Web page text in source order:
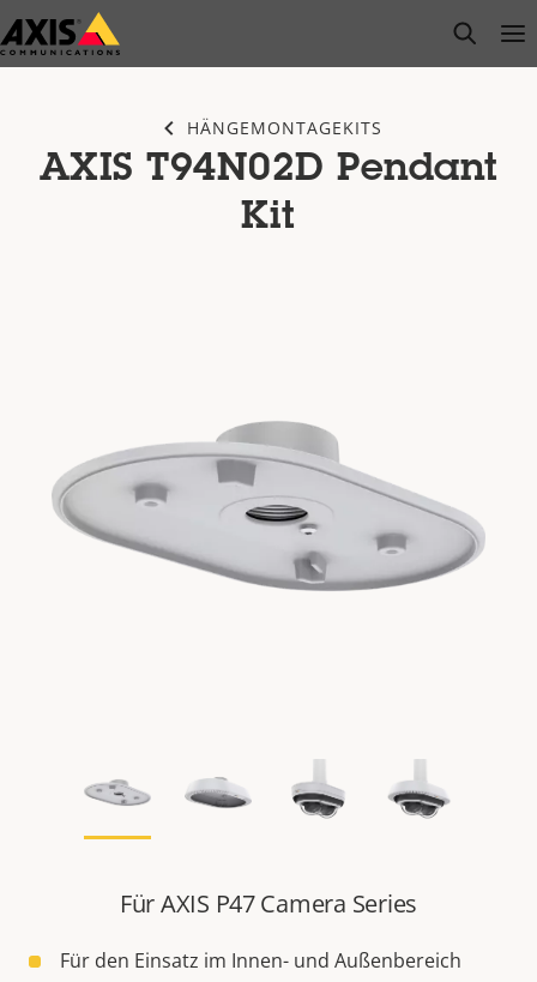
Zum
Hauptinhalt
open
HÄNGEMONTAGEKITS
AXIS T94N02D Pendant
Kit
Für AXIS P47 Camera Series
Für den Einsatz im Innen- und Außenbereich